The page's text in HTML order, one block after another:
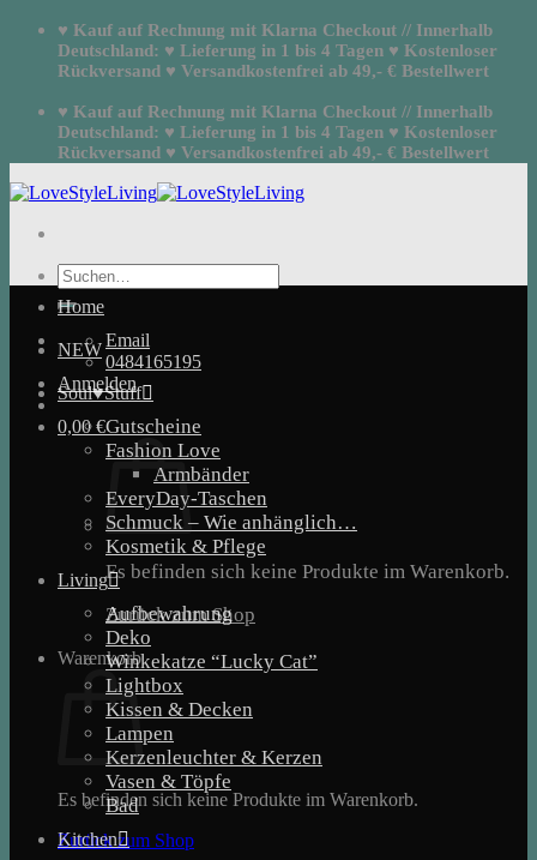
Zum
springen
♥ Kauf auf Rechnung mit Klarna Checkout // Innerhalb
Deutschland: ♥ Lieferung in 1 bis 4 Tagen ♥ Kostenloser
Rückversand ♥ Versandkostenfrei ab 49,- € Bestellwert
♥ Kauf auf Rechnung mit Klarna Checkout // Innerhalb
Deutschland: ♥ Lieferung in 1 bis 4 Tagen ♥ Kostenloser
Rückversand ♥ Versandkostenfrei ab 49,- € Bestellwert
Suchen
nach:
Email
0484165195
Anmelden
0,00€
Es befinden sich keine Produkte im Warenkorb.
Zurück zum Shop
Warenkorb
Es befinden sich keine Produkte im Warenkorb.
Zurück zum Shop
Home
NEW
Soul♥Stuff
Gutscheine
Fashion Love
Armbänder
EveryDay-Taschen
Schmuck – Wie anhänglich…
Kosmetik & Pflege
Living
Aufbewahrung
Deko
Winkekatze “Lucky Cat”
Lightbox
Kissen & Decken
Lampen
Kerzenleuchter & Kerzen
Vasen & Töpfe
Bad
Kitchen